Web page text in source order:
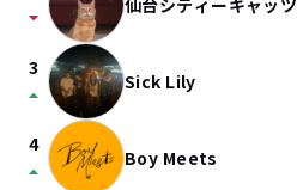
arrow_drop_down 仙台シティーキャッツ
3
arrow_drop_up Sick Lily
4
arrow_drop_up Boy Meets